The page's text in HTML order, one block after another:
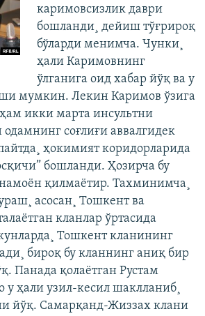
каримовсизлик даври
бошланди¸ дейиш тўғрироқ
бўларди менимча. Чунки¸
ҳали Каримовнинг
ўлганига оид хабар йўқ ва у
мумкин. Лекин Каримов ўзига
икки марта инсультни
соғлиғи аввалгидек
ҳокимият коридорларида
бошланди. Ҳозирча бу
қилмаëтир. Тахминимча¸
асосан¸ Тошкент ва
кланлар ўртасида
Тошкент кланининг
бироқ бу кланнинг аниқ бир
Панада қолаëтган Рустам
у ҳали узил-кесил шаклланиб¸
йўқ. Самарқанд-Жиззах клани